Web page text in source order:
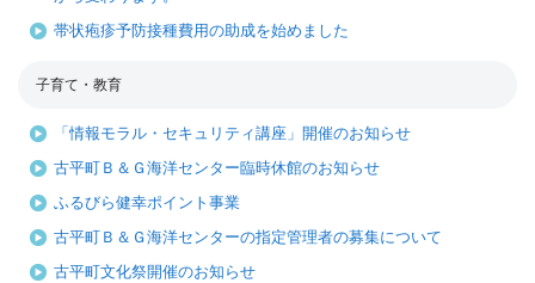
帯状疱疹予防接種費用の助成を始めました
子育て・教育
「情報モラル・セキュリティ講座」開催のお知らせ
古平町Ｂ＆Ｇ海洋センター臨時休館のお知らせ
ふるびら健幸ポイント事業
古平町Ｂ＆Ｇ海洋センターの指定管理者の募集について
古平町文化祭開催のお知らせ